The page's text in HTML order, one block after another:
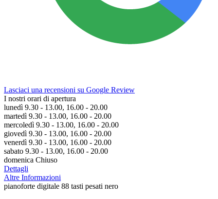
Lasciaci una recensioni su Google Review
I nostri orari di apertura
lunedì 9.30 - 13.00, 16.00 - 20.00
martedì 9.30 - 13.00, 16.00 - 20.00
mercoledì 9.30 - 13.00, 16.00 - 20.00
giovedì 9.30 - 13.00, 16.00 - 20.00
venerdì 9.30 - 13.00, 16.00 - 20.00
sabato 9.30 - 13.00, 16.00 - 20.00
domenica Chiuso
Dettagli
Altre Informazioni
pianoforte digitale 88 tasti pesati nero